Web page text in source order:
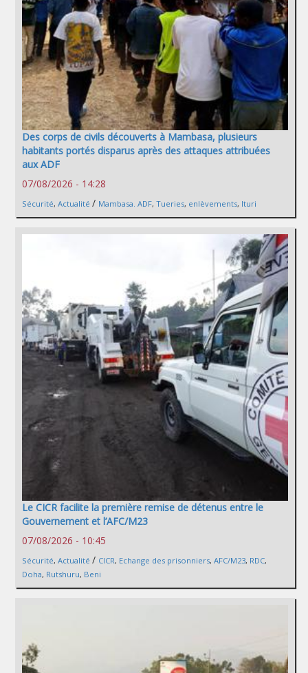
Des corps de civils découverts à Mambasa, plusieurs
habitants portés disparus après des attaques attribuées
aux ADF
07/08/2026 - 14:28
Sécurité, Actualité / Mambasa. ADF, Tueries, enlèvements, Ituri
Le CICR facilite la première remise de détenus entre le
Gouvernement et l’AFC/M23
07/08/2026 - 10:45
Sécurité, Actualité / CICR, Echange des prisonniers, AFC/M23, RDC,
Doha, Rutshuru, Beni